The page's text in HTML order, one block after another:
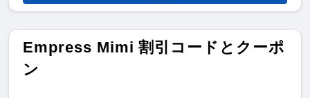
Empress Mimi 割引コードとクーポ
ン